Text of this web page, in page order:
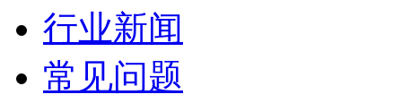
行业新闻
常见问题